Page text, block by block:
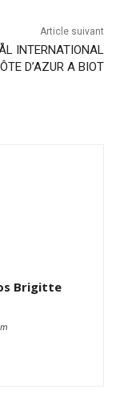
Article suivant
INTERNATIONAL
D’AZUR A BIOT
Brigitte